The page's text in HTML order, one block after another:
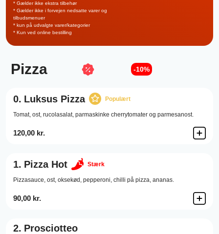
* Gælder ikke ekstra tilbehør
* Gælder ikke i forvejen nedsatte varer og
tilbudsmenuer
* kun på udvalgte varer/kategorier
* Kun ved online bestilling
Pizza -10%
0. Luksus Pizza Populært
Tomat, ost, rucolasalat, parmaskinke cherrytomater og parmesanost.
120,00 kr.
1. Pizza Hot Stærk
Pizzasauce, ost, oksekød, pepperoni, chilli på pizza, ananas.
90,00 kr.
2. Prosciotteo